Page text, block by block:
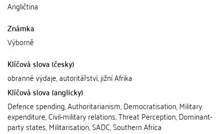
Angličtina
Známka
Výborně
Klíčová slova (česky)
obranné výdaje, autoritářství, jižní Afrika
Klíčová slova (anglicky)
Defence spending, Authoritarianism, Democratisation, Military
expenditure, Civil-military relations, Threat Perception, Dominant-
party states, Militarisation, SADC, Southern Africa